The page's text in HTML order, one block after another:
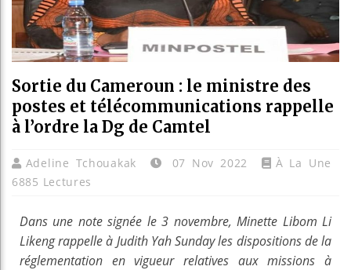
Sortie du Cameroun : le ministre des
postes et télécommunications rappelle
à l’ordre la Dg de Camtel
Adeline Tchouakak 07 Nov 2022
À La Une
6885 Lectures
Dans une note signée le 3 novembre, Minette Libom Li
Likeng rappelle à Judith Yah Sunday les dispositions de la
réglementation en vigueur relatives aux missions à